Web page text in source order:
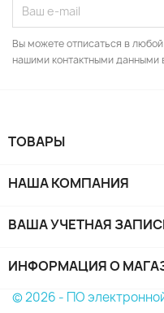
Вы можете отписаться в
нашими контактными
ТОВАРЫ
НАША КОМПАНИЯ
ВАША УЧЕТНАЯ
ИНФОРМАЦИЯ О
© 2026 - ПО